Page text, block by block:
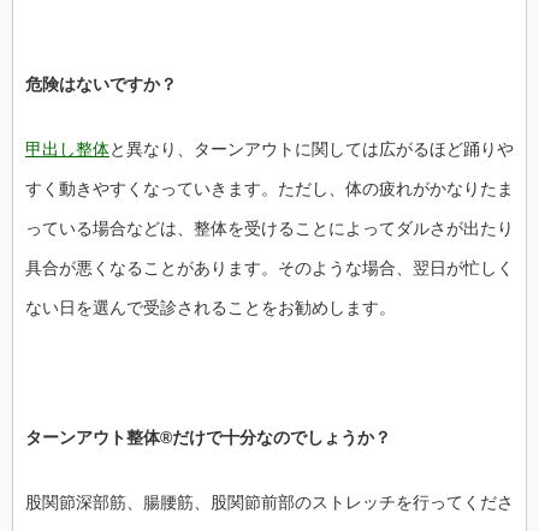
危険はないですか？
甲出し整体と異なり、ターンアウトに関しては広がるほど踊りや
すく動きやすくなっていきます。ただし、体の疲れがかなりたま
っている場合などは、整体を受けることによってダルさが出たり
具合が悪くなることがあります。そのような場合、翌日が忙しく
ない日を選んで受診されることをお勧めします。
ターンアウト整体®だけで十分なのでしょうか？
股関節深部筋、腸腰筋、股関節前部のストレッチを行ってくださ